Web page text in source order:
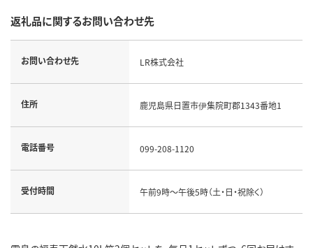
返礼品に関するお問い合わせ先
お問い合わせ先 LR株式会社
住所 鹿児島県日置市伊集院町郡1343番地1
電話番号 099-208-1120
受付時間 午前9時～午後5時（土・日・祝除く）